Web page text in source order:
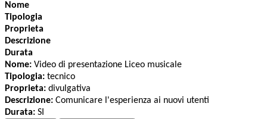
Nome
Tipologia
Proprieta
Descrizione
Durata
Nome: Video di presentazione Liceo musicale
Tipologia: tecnico
Proprieta: divulgativa
Descrizione: Comunicare l'esperienza ai nuovi utenti
Durata: SI